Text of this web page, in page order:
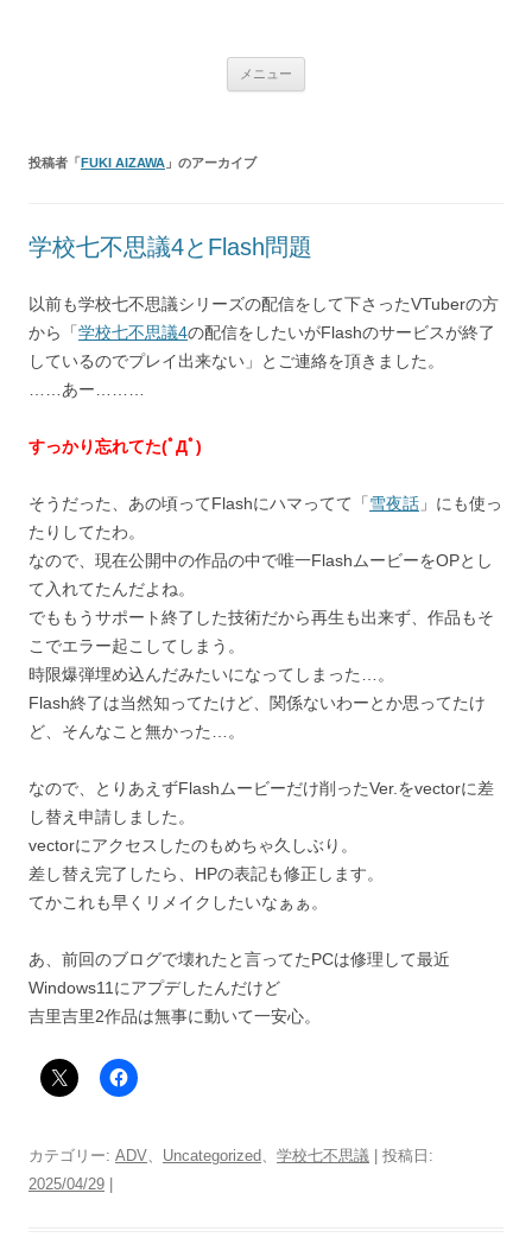
メニュー
投稿者「FUKI AIZAWA 」のアーカイブ
学校七不思議4とFlash問題
以前も学校七不思議シリーズの配信をして下さったVTuberの方
から「学校七不思議4の配信をしたいがFlashのサービスが終了
しているのでプレイ出来ない」とご連絡を頂きました。
……あー………
すっかり忘れてた(ﾟДﾟ)
そうだった、あの頃ってFlashにハマってて「雪夜話 」にも使っ
たりしてたわ。
なので、現在公開中の作品の中で唯一FlashムービーをOPとし
て入れてたんだよね。
でももうサポート終了した技術だから再生も出来ず、作品もそ
こでエラー起こしてしまう。
時限爆弾埋め込んだみたいになってしまった…。
Flash終了は当然知ってたけど、関係ないわーとか思ってたけ
ど、そんなこと無かった…。
なので、とりあえずFlashムービーだけ削ったVer.をvectorに差
し替え申請しました。
vectorにアクセスしたのもめちゃ久しぶり。
差し替え完了したら、HPの表記も修正します。
てかこれも早くリメイクしたいなぁぁ。
あ、前回のブログで壊れたと言ってたPCは修理して最近
Windows11にアプデしたんだけど
吉里吉里2作品は無事に動いて一安心。
カテゴリー: ADV、 Uncategorized、 学校七不思議 | 投稿日:
2025/04/29